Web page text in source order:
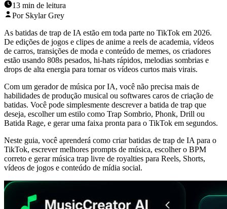
13 min de leitura
Por Skylar Grey
As batidas de trap de IA estão em toda parte no TikTok em 2026.
De edições de jogos e clipes de anime a reels de academia, vídeos
de carros, transições de moda e conteúdo de memes, os criadores
estão usando 808s pesados, hi-hats rápidos, melodias sombrias e
drops de alta energia para tornar os vídeos curtos mais virais.
Com um gerador de música por IA, você não precisa mais de
habilidades de produção musical ou softwares caros de criação de
batidas. Você pode simplesmente descrever a batida de trap que
deseja, escolher um estilo como Trap Sombrio, Phonk, Drill ou
Batida Rage, e gerar uma faixa pronta para o TikTok em segundos.
Neste guia, você aprenderá como criar batidas de trap de IA para o
TikTok, escrever melhores prompts de música, escolher o BPM
correto e gerar música trap livre de royalties para Reels, Shorts,
vídeos de jogos e conteúdo de mídia social.